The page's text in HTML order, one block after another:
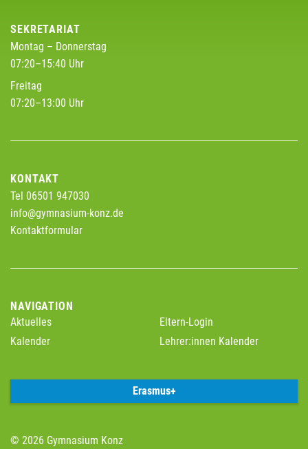
SEKRETARIAT
Montag – Donnerstag
07:20–15:40 Uhr
Freitag
07:20–13:00 Uhr
KONTAKT
Tel 06501 947030
info@gymnasium-konz.de
Kontaktformular
NAVIGATION
Aktuelles
Kalender
Eltern-Login
Lehrer:innen Kalender
Erasmus+
© 2026 Gymnasium Konz